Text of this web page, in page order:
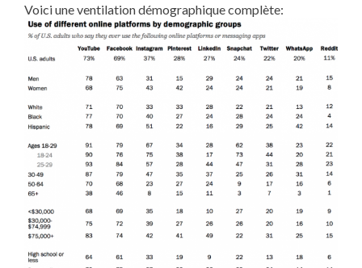
Voici une ventilation démographique complète: